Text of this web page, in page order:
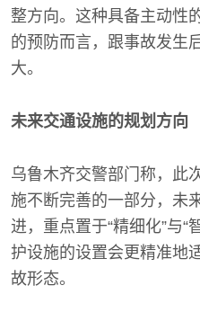
整方向。这种具备主动性
的预防而言，跟事故发生
大。
未来交通设施的规划方向
乌鲁木齐交警部门称，此
施不断完善的一部分，未
进，重点置于“精细化”与“
护设施的设置会更精准地
故形态。